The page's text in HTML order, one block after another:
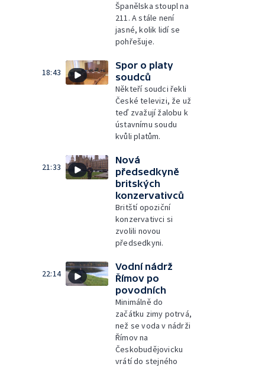
Španělska stoupl na
211. A stále není
jasné, kolik lidí se
pohřešuje.
18:43
Spor o platy
soudců
Někteří soudci řekli
České televizi, že už
teď zvažují žalobu k
ústavnímu soudu
kvůli platům.
21:33
Nová
předsedkyně
britských
konzervativců
Britští opoziční
konzervativci si
zvolili novou
předsedkyni.
22:14
Vodní nádrž
Římov po
povodních
Minimálně do
začátku zimy potrvá,
než se voda v nádrži
Římov na
Českobudějovicku
vrátí do stejného